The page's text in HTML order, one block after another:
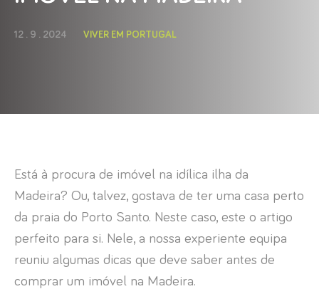
12 . 9 . 2024 VIVER EM PORTUGAL
Está à procura de imóvel na idílica ilha da
Madeira? Ou, talvez, gostava de ter uma casa perto
da praia do Porto Santo. Neste caso, este o artigo
perfeito para si. Nele, a nossa experiente equipa
reuniu algumas dicas que deve saber antes de
comprar um imóvel na Madeira.